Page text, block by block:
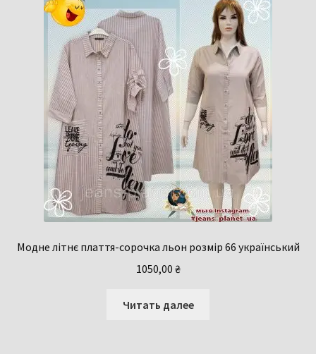
Модне літнє плаття-сорочка льон розмір 66 український
1050,00 ₴
Читать далее